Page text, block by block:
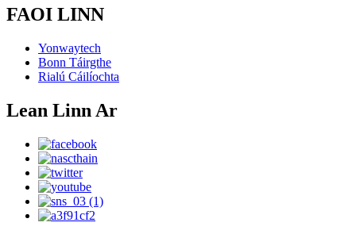
FAOI LINN
Yonwaytech
Bonn Táirgthe
Rialú Cáilíochta
Lean Linn Ar